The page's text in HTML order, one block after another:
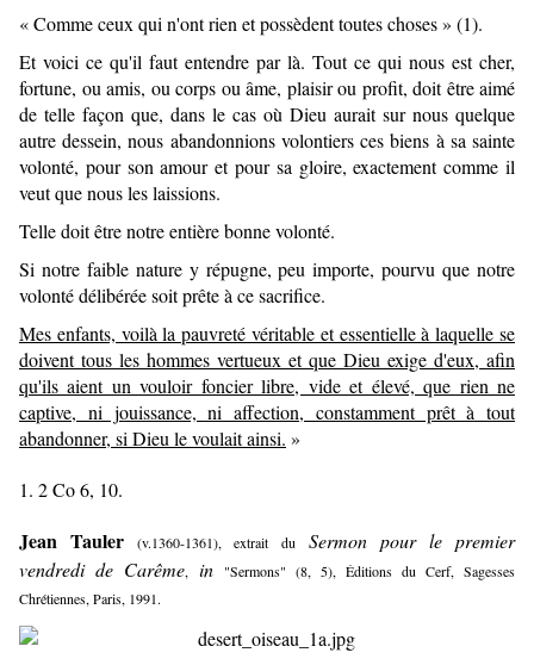
« Comme ceux qui n'ont rien et possèdent toutes choses » (1).
Et voici ce qu'il faut entendre par là. Tout ce qui nous est cher,
fortune, ou amis, ou corps ou âme, plaisir ou profit, doit être aimé
de telle façon que, dans le cas où Dieu aurait sur nous quelque
autre dessein, nous abandonnions volontiers ces biens à sa sainte
volonté, pour son amour et pour sa gloire, exactement comme il
veut que nous les laissions.
Telle doit être notre entière bonne volonté.
Si notre faible nature y répugne, peu importe, pourvu que notre
volonté délibérée soit prête à ce sacrifice.
Mes enfants, voilà la pauvreté véritable et essentielle à laquelle se
doivent tous les hommes vertueux et que Dieu exige d'eux, afin
qu'ils aient un vouloir foncier libre, vide et élevé, que rien ne
captive, ni jouissance, ni affection, constamment prêt à tout
abandonner, si Dieu le voulait ainsi. »
1. 2 Co 6, 10.
Jean Tauler (v.1360-1361), extrait du Sermon pour le premier
vendredi de Carême, in "Sermons" (8, 5), Éditions du Cerf, Sagesses
Chrétiennes, Paris, 1991.